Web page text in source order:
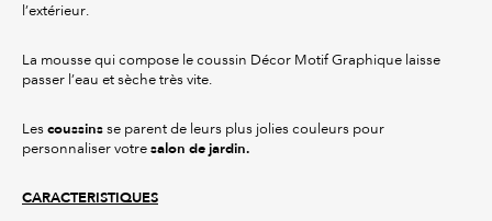
l’extérieur.
La mousse qui compose le coussin Décor Motif Graphique laisse
passer l’eau et sèche très vite.
Les coussins se parent de leurs plus jolies couleurs pour
personnaliser votre salon de jardin.
CARACTERISTIQUES